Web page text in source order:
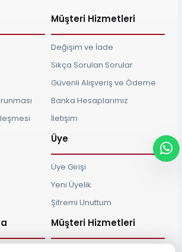
Müşteri Hizmetleri
Değişim ve İade
Sıkça Sorulan Sorular
Güvenli Alışveriş ve Ödeme
Banka Hesaplarımız
İletişim
Üye
Üye Girişi
Yeni Üyelik
Şifremi Unuttum
Müşteri Hizmetleri